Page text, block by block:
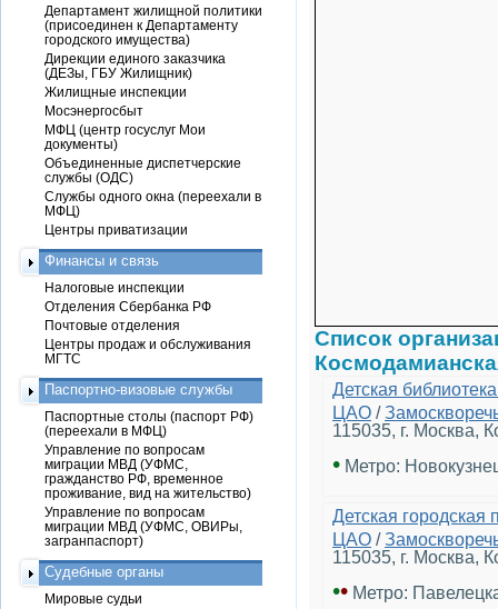
Список
Детская
ЦАО /
115035, г. Москва,
• Метро:
Детская
ЦАО /
115035, г. Москва,
•• Метро:
Департамент жилищной политики
(присоединен к Департаменту
городского имущества)
Дирекции единого заказчика
(ДЕЗы, ГБУ Жилищник)
Жилищные инспекции
Мосэнергосбыт
МФЦ (центр госуслуг Мои
документы)
Объединенные диспетчерские
службы (ОДС)
Службы одного окна (переехали в
МФЦ)
Центры приватизации
Финансы и связь
Налоговые инспекции
Отделения Сбербанка РФ
Почтовые отделения
Центры продаж и обслуживания
МГТС
Паспортно-визовые службы
Паспортные столы (паспорт РФ)
(переехали в МФЦ)
Управление по вопросам
миграции МВД (УФМС,
гражданство РФ, временное
проживание, вид на жительство)
Управление по вопросам
миграции МВД (УФМС, ОВИРы,
загранпаспорт)
Судебные органы
Мировые судьи